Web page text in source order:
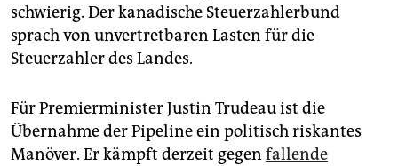
schwierig. Der kanadische Steuerzahlerbund
sprach von unvertretbaren Lasten für die
Steuerzahler des Landes.
Für Premierminister Justin Trudeau ist die
Übernahme der Pipeline ein politisch riskantes
Manöver. Er kämpft derzeit gegen fallende